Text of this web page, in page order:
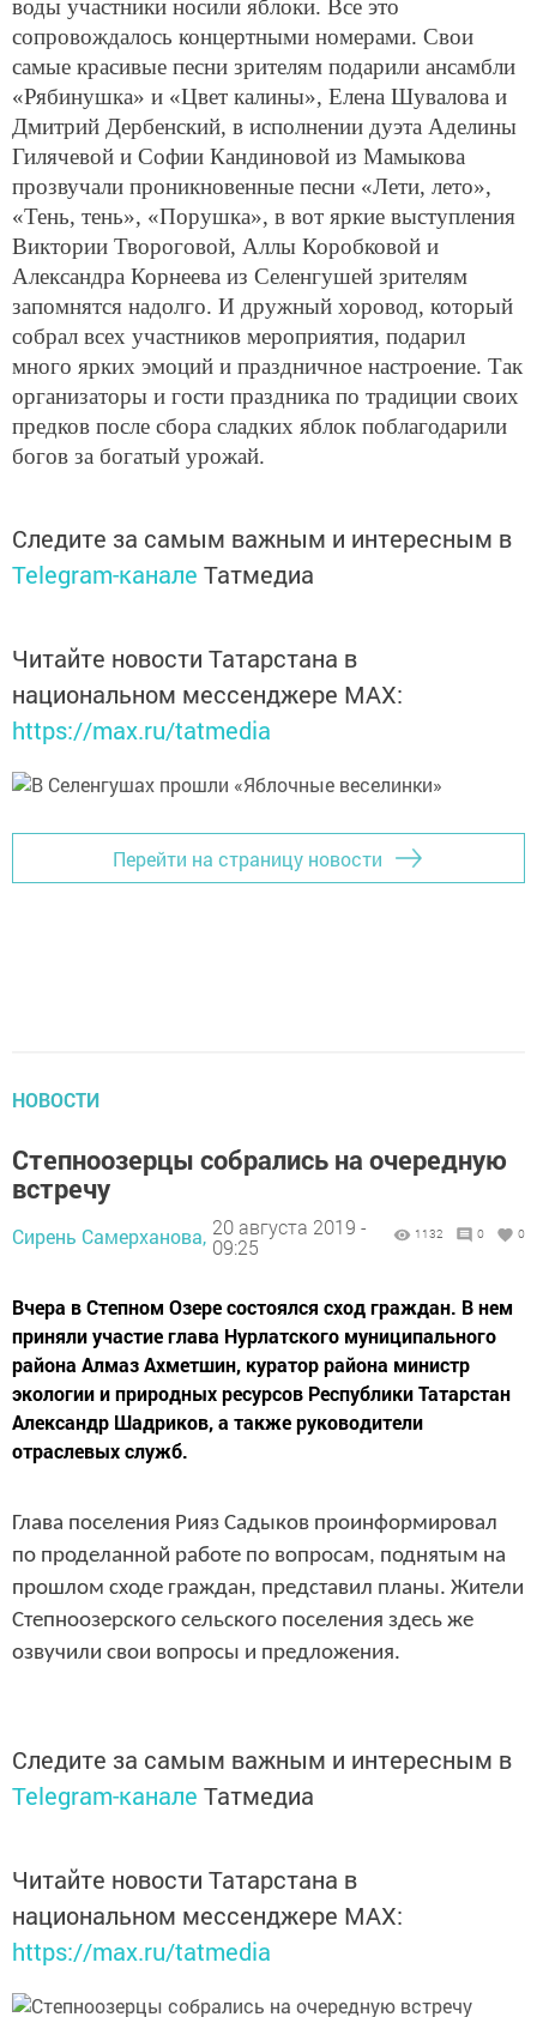
воды участники носили яблоки. Все это
сопровождалось концертными номерами. Свои
самые красивые песни зрителям подарили ансамбли
«Рябинушка» и «Цвет калины», Елена Шувалова и
Дмитрий Дербенский, в исполнении дуэта Аделины
Гилячевой и Софии Кандиновой из Мамыкова
прозвучали проникновенные песни «Лети, лето»,
«Тень, тень», «Порушка», в вот яркие выступления
Виктории Твороговой, Аллы Коробковой и
Александра Корнеева из Селенгушей зрителям
запомнятся надолго. И дружный хоровод, который
собрал всех участников мероприятия, подарил
много ярких эмоций и праздничное настроение. Так
организаторы и гости праздника по традиции своих
предков после сбора сладких яблок поблагодарили
богов за богатый урожай.
Следите за самым важным и интересным в
Telegram-канале Татмедиа
Читайте новости Татарстана в
национальном мессенджере MАХ:
https://max.ru/tatmedia
Перейти на страницу новости
НОВОСТИ
Степноозерцы собрались на очередную
встречу
Сирень Самерханова, 20 августа 2019 -
09:25
1132 0 0
Вчера в Степном Озере состоялся сход граждан. В нем
приняли участие глава Нурлатского муниципального
района Алмаз Ахметшин, куратор района министр
экологии и природных ресурсов Республики Татарстан
Александр Шадриков, а также руководители
отраслевых служб.
Глава поселения Рияз Садыков проинформировал
по проделанной работе по вопросам, поднятым на
прошлом сходе граждан, представил планы. Жители
Степноозерского сельского поселения здесь же
озвучили свои вопросы и предложения.
Следите за самым важным и интересным в
Telegram-канале Татмедиа
Читайте новости Татарстана в
национальном мессенджере MАХ:
https://max.ru/tatmedia